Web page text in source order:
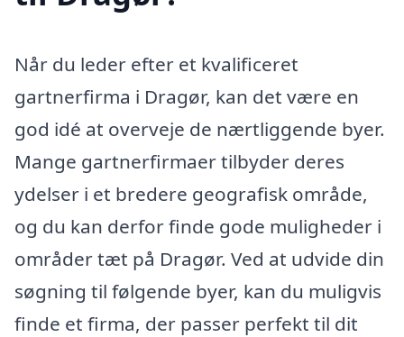
Når du leder efter et kvalificeret
gartnerfirma i Dragør, kan det være en
god idé at overveje de nærtliggende byer.
Mange gartnerfirmaer tilbyder deres
ydelser i et bredere geografisk område,
og du kan derfor finde gode muligheder i
områder tæt på Dragør. Ved at udvide din
søgning til følgende byer, kan du muligvis
finde et firma, der passer perfekt til dit